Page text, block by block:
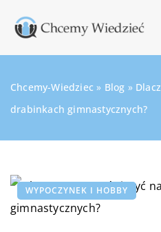
Chcemy-Wiedziec » Blog »
drabinkach gimnastycznych?
WYPOCZYNEK I HOBBY